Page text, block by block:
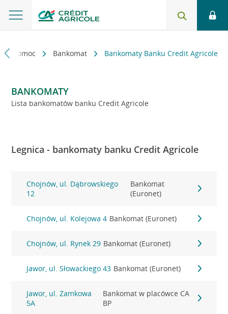
i pomoc Bankomat Bankomaty Banku Credit Agricole
BANKOMATY
Lista bankomatów banku Credit Agricole
Legnica - bankomaty banku Credit Agricole
Chojnów, ul. Dąbrowskiego
12
Bankomat
(Euronet)
Chojnów, ul. Kolejowa 4 Bankomat (Euronet)
Chojnów, ul. Rynek 29 Bankomat (Euronet)
Jawor, ul. Słowackiego 43 Bankomat (Euronet)
Jawor, ul. Zamkowa
5A
Bankomat w placówce CA
BP